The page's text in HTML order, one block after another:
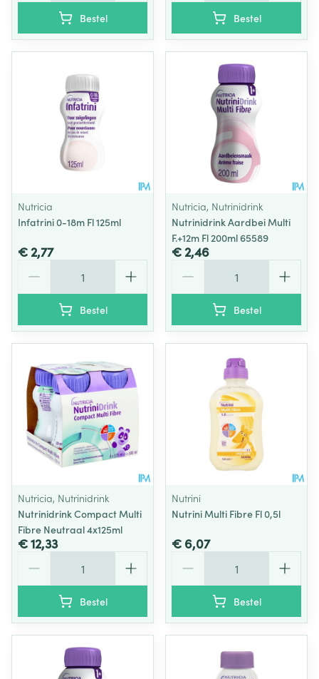
Bestel Bestel
Nutricia
Infatrini 0-18m Fl 125ml
€ 2,77
Bestel
Nutricia, Nutrinidrink
Nutrinidrink Aardbei Multi
F.+12m Fl 200ml 65589
€ 2,46
Bestel
Nutricia, Nutrinidrink
Nutrinidrink Compact Multi
Fibre Neutraal 4x125ml
€ 12,33
Bestel
Nutrini
Nutrini Multi Fibre Fl 0,5l
€ 6,07
Bestel